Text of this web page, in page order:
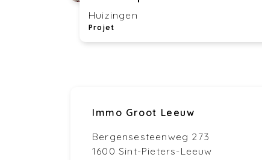
Huizingen
Projet
Immo Groot Leeuw
Bergensesteenweg 273
1600 Sint-Pieters-Leeuw